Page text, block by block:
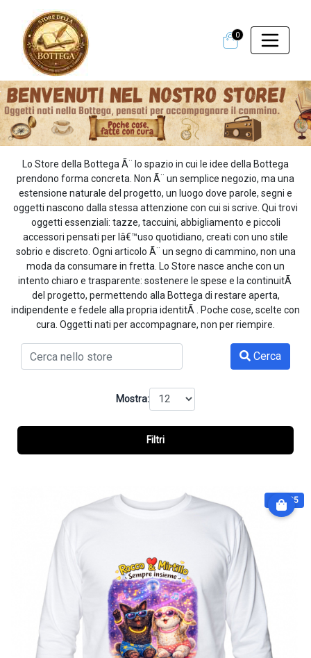
0
Lo Store della Bottega Ã¨ lo spazio in cui le idee della Bottega
prendono forma concreta. Non Ã¨ un semplice negozio, ma una
estensione naturale del progetto, un luogo dove parole, segni e
oggetti nascono dalla stessa attenzione con cui si scrive. Qui trovi
oggetti essenziali: tazze, taccuini, abbigliamento e piccoli
accessori pensati per lâ€™uso quotidiano, creati con uno stile
sobrio e discreto. Ogni articolo Ã¨ un segno di cammino, non una
moda da consumare in fretta. Lo Store nasce anche con un
intento chiaro e trasparente: sostenere le spese e la continuitÃ
del progetto, permettendo alla Bottega di restare aperta,
indipendente e fedele alla propria identitÃ . Poche cose, scelte con
cura. Oggetti nati per accompagnare, non per riempire.
Cerca
€ 31.25
Mostra:
Filtri